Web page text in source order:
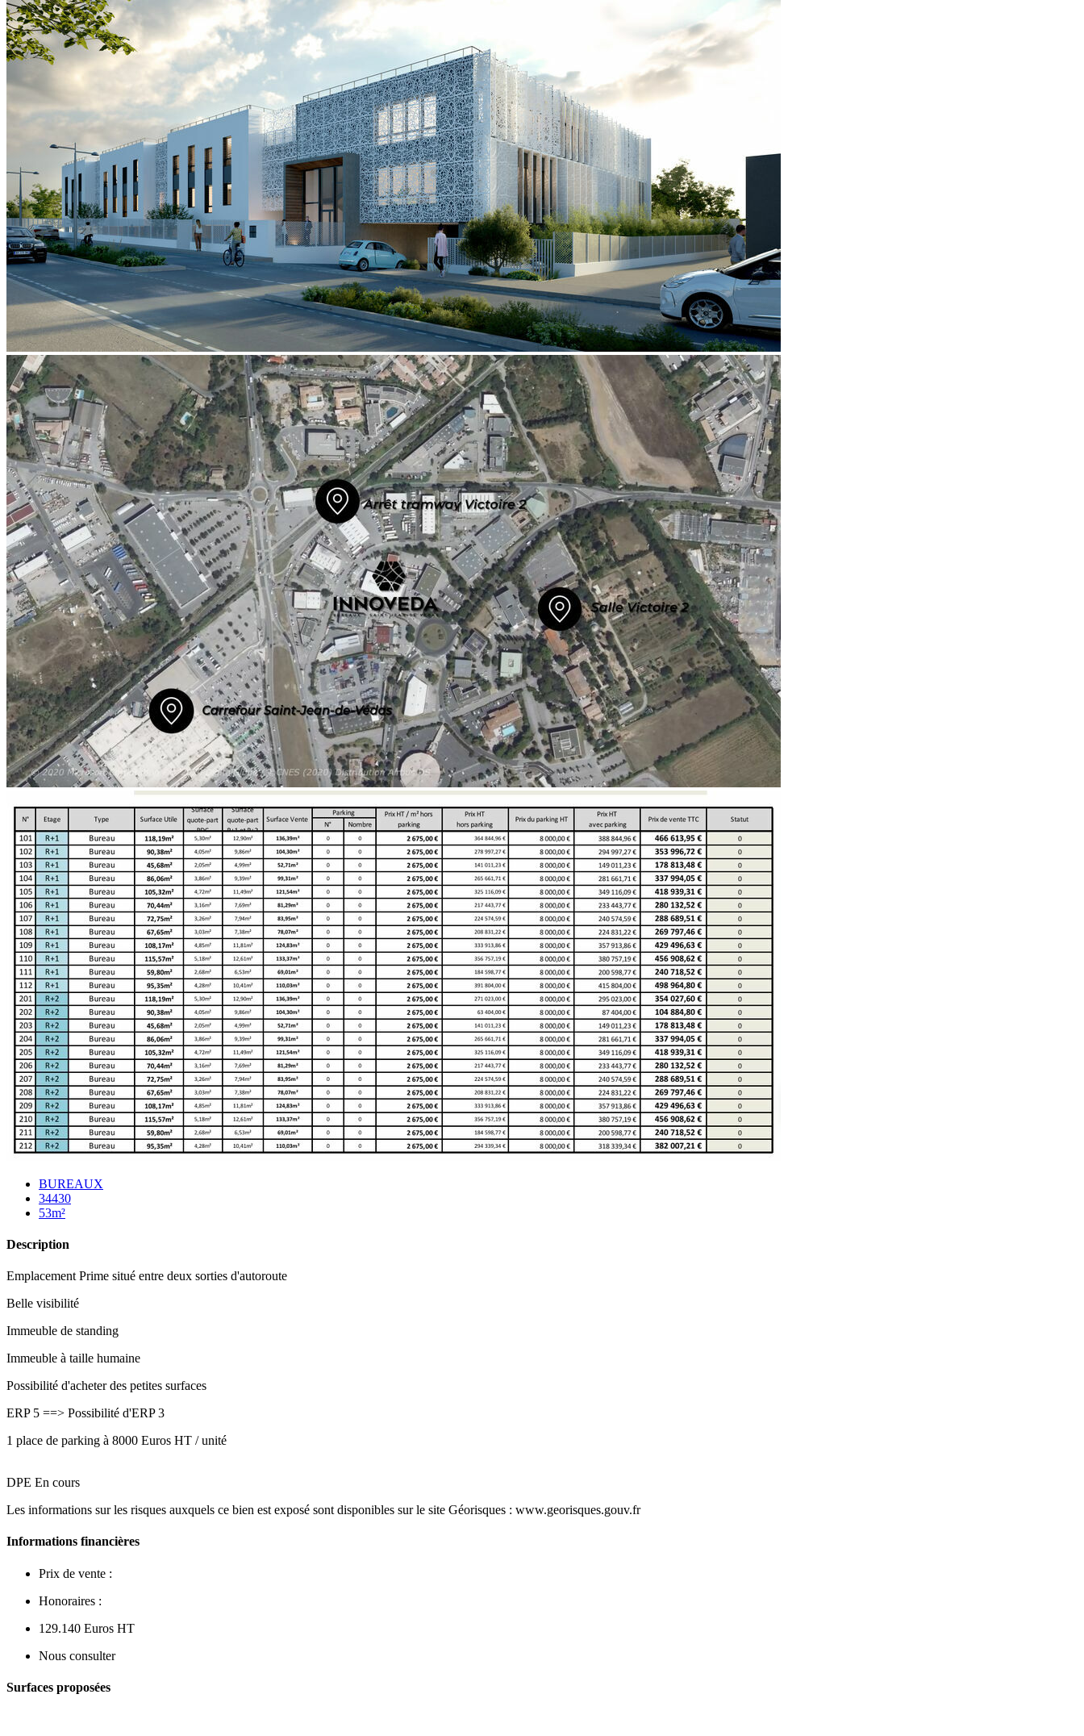
BUREAUX
34430
53m²
Description
Emplacement Prime situé entre deux sorties d'autoroute
Belle visibilité
Immeuble de standing
Immeuble à taille humaine
Possibilité d'acheter des petites surfaces
ERP 5 ==> Possibilité d'ERP 3
1 place de parking à 8000 Euros HT / unité
DPE En cours
Les informations sur les risques auxquels ce bien est exposé sont disponibles sur le site Géorisques : www.georisques.gouv.fr
Informations financières
Prix de vente :
Honoraires :
129.140 Euros HT
Nous consulter
Surfaces proposées